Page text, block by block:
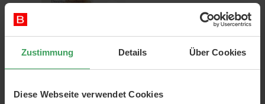
Zustimmung Details Über Cookies
Diese Webseite verwendet Cookies
5 ST
In den Warenkorb